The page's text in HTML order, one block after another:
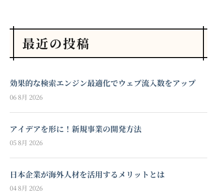
最近の投稿
効果的な検索エンジン最適化でウェブ流入数をアップ
06 8月 2026
アイデアを形に！新規事業の開発方法
05 8月 2026
日本企業が海外人材を活用するメリットとは
04 8月 2026